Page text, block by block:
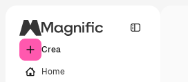
Crea
Home